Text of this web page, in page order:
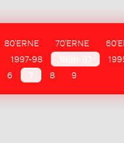
80'ERNE 70'ERNE
1997-98
6 8 9